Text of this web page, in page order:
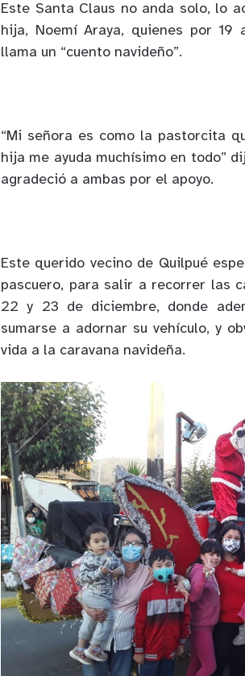
Este Santa Claus no anda solo, lo
hija, Noemí Araya, quienes por
llama un “cuento navideño”.
“Mi señora es como la pastorcita
hija me ayuda muchísimo en todo”
agradeció a ambas por el apoyo.
Este querido vecino de Quilpué
pascuero, para salir a recorrer las
22 y 23 de diciembre, donde
sumarse a adornar su vehículo, y
vida a la caravana navideña.